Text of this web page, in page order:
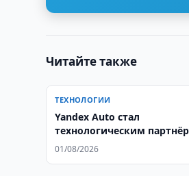
Читайте также
ТЕХНОЛОГИИ
Yandex Auto стал
технологическим
Auto в Узбекистане
01/08/2026